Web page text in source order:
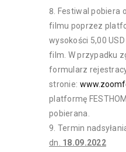
Festiwal pobiera
filmu poprzez
wysokości 5,00
film. W przypadku
formularz
stronie:
platformę
pobierana.
Termin
dn. 18.09.2022